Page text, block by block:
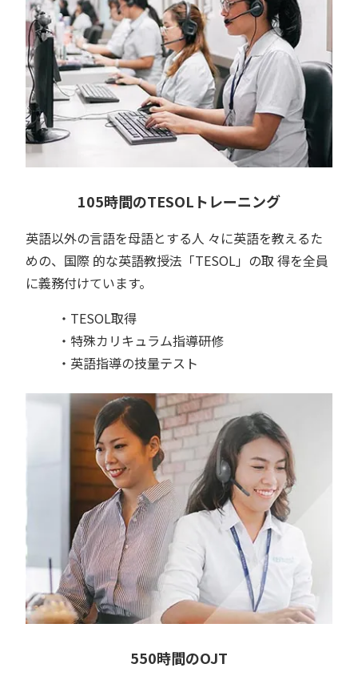
105時間のTESOLトレーニング
英語以外の言語を母語とする人 々に英語を教えるた
めの、国際 的な英語教授法「TESOL」の取 得を全員
に義務付けています。
・TESOL取得
・特殊カリキュラム指導研修
・英語指導の技量テスト
550時間のOJT